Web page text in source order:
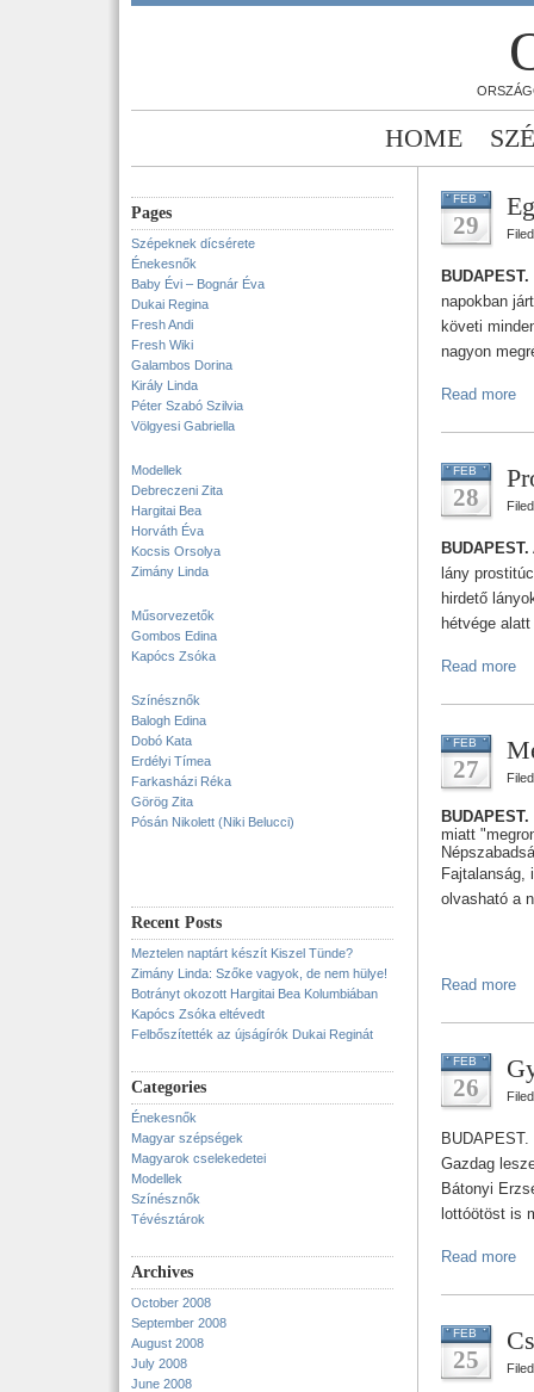
HOME
Pages
Szépeknek dícsérete
Énekesnők
Baby Évi – Bognár Éva
Dukai Regina
Fresh Andi
Fresh Wiki
Galambos Dorina
Király Linda
Péter Szabó Szilvia
Völgyesi Gabriella
Modellek
Debreczeni Zita
Hargitai Bea
Horváth Éva
Kocsis Orsolya
Zimány Linda
Műsorvezetők
Gombos Edina
Kapócs Zsóka
Színésznők
Balogh Edina
Dobó Kata
Erdélyi Tímea
Farkasházi Réka
Görög Zita
Pósán Nikolett (Niki Belucci)
Recent Posts
Meztelen naptárt készít Kiszel Tünde?
Zimány Linda: Szőke vagyok, de nem hülye!
Botrányt okozott Hargitai Bea Kolumbiában
Kapócs Zsóka eltévedt
Felbőszítették az újságírók Dukai Reginát
Categories
Énekesnők
Magyar szépségek
Magyarok cselekedetei
Modellek
Színésznők
Tévésztárok
Archives
October 2008
September 2008
August 2008
July 2008
June 2008
FEB
29
BUDAPEST.
napokban
követi
nagyon
Read more
FEB
28
BUDAPEST.
lány
hirdető
hétvége
Read more
FEB
27
BUDAPEST.
miatt
Fajtalanság,
olvasható a
Read more
FEB
26
Gazdag
Bátonyi
lottóötöst is
Read more
FEB
25